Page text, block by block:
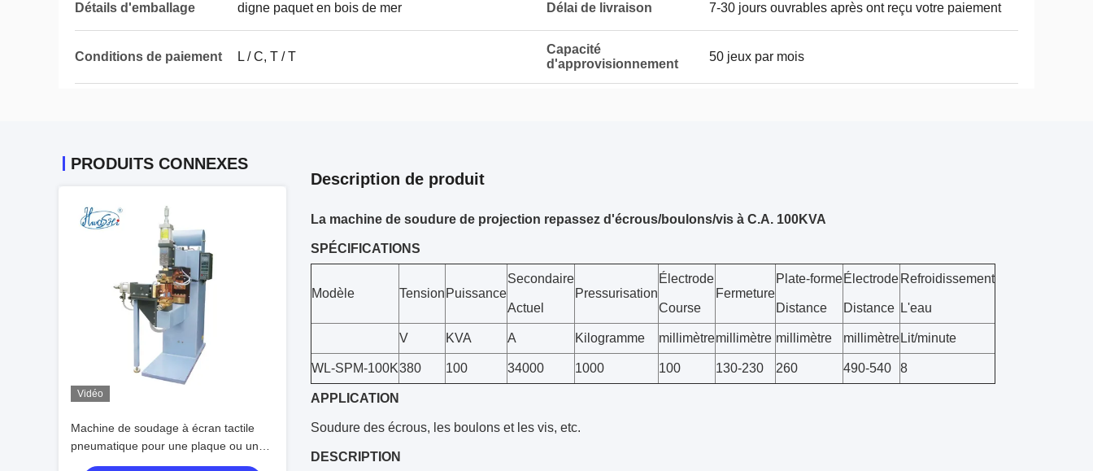
Détails d'emballage digne paquet en bois de mer Délai de livraison 7-30 jours ouvrables après ont reçu votre paiement
Conditions de paiement L / C, T / T
Capacité
d'approvisionnement
50 jeux par mois
PRODUITS CONNEXES
Vidéo
Machine de soudage à écran tactile
pneumatique pour une plaque ou une
courroie de cuivre plus épaisse
Description de produit
La machine de soudure de projection repassez d'écrous/boulons/vis à C.A. 100KVA
SPÉCIFICATIONS
Modèle Tension Puissance
Secondaire
Actuel
Pressurisation
Électrode
Course
Fermeture
Plate-forme
Distance
Électrode
Distance
Refroidissement
L'eau
V KVA A Kilogramme millimètremillimètre millimètre millimètre Lit/minute
WL-SPM-100K380 100 34000 1000 100 130-230 260 490-540 8
APPLICATION
Soudure des écrous, les boulons et les vis, etc.
DESCRIPTION